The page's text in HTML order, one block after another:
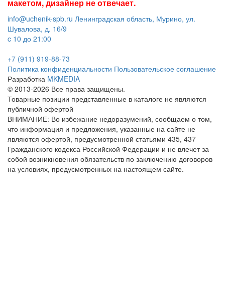
макетом, дизайнер не отвечает.
info@uchenik-spb.ru Ленинградская область, Мурино, ул.
Шувалова, д. 16/9
c 10 до 21:00
+7 (911) 919-88-73
Политика конфиденциальности Пользовательское соглашение
Разработка MKMEDIA
© 2013-2026 Все права защищены.
Товарные позиции представленные в каталоге не являются
публичной офертой
ВНИМАНИЕ: Во избежание недоразумений, сообщаем о том,
что информация и предложения, указанные на сайте не
являются офертой, предусмотренной статьями 435, 437
Гражданского кодекса Российской Федерации и не влечет за
собой возникновения обязательств по заключению договоров
на условиях, предусмотренных на настоящем сайте.